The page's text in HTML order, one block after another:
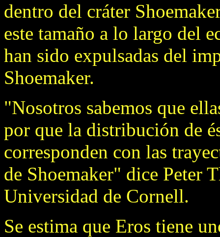
dentro del cráter
este tamaño a lo largo del
han sido expulsadas del
Shoemaker.
"Nosotros sabemos que
por que la distribución de
corresponden con las
de Shoemaker" dice Peter
Universidad de Cornell.
Se estima que Eros tiene